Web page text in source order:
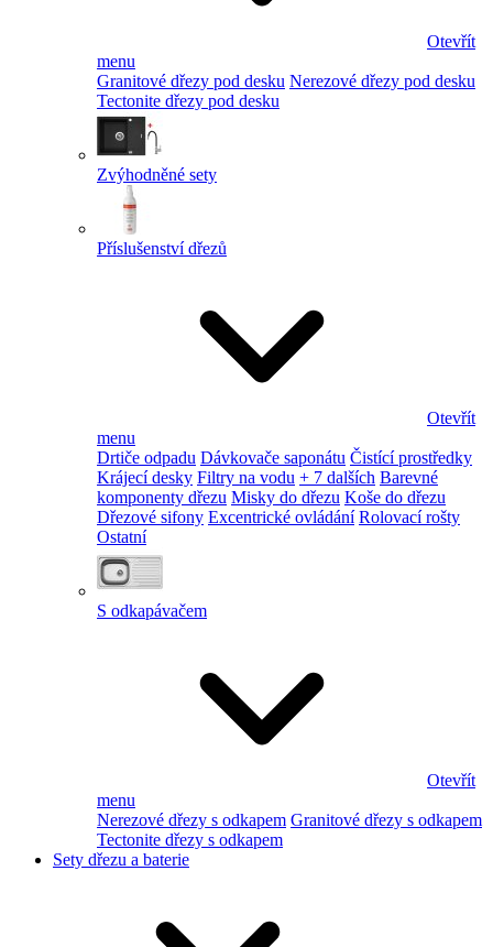
Otevřít
menu
Granitové dřezy pod desku Nerezové dřezy pod desku
Tectonite dřezy pod desku
Zvýhodněné sety
Příslušenství dřezů
Otevřít
menu
Drtiče odpadu Dávkovače saponátu Čistící prostředky
Krájecí desky Filtry na vodu + 7 dalších Barevné
komponenty dřezu Misky do dřezu Koše do dřezu
Dřezové sifony Excentrické ovládání Rolovací rošty
Ostatní
S odkapávačem
Otevřít
menu
Nerezové dřezy s odkapem Granitové dřezy s odkapem
Tectonite dřezy s odkapem
Sety dřezu a baterie